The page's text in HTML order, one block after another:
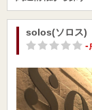
solos(ソロス)
-